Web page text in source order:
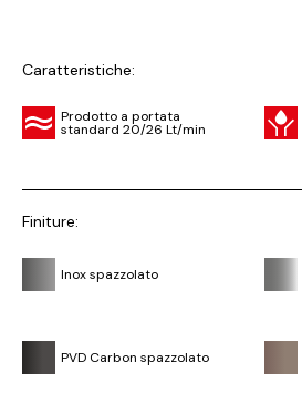
Caratteristiche:
Prodotto a portata
standard 20/26 Lt/min
Finiture:
Inox spazzolato
PVD Carbon spazzolato